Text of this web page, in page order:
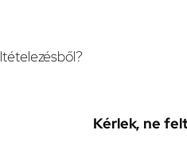
Kérlek, ne